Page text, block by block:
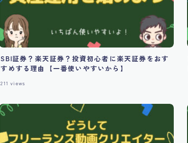
SBI証券？楽天証券？投資初心者に楽天証券をおす
すめする理由【一番使いやすいから】
211 views